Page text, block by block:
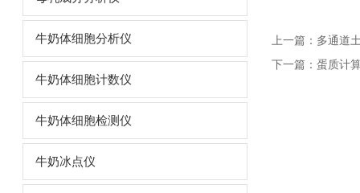
牛奶体细胞分析仪
牛奶体细胞计数仪
牛奶体细胞检测仪
牛奶冰点仪
上一篇： 多通道
下一篇： 蛋质计